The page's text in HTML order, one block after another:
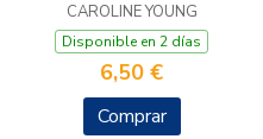
CAROLINE YOUNG
Disponible en 2 días
6,50 €
Comprar